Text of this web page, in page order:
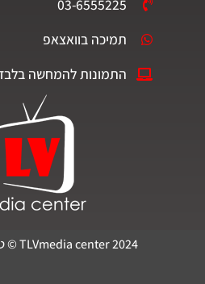
03-6555225
תמיכה בוואצאפ
התמונות להמחשה בלבד ט.ל.ח
TLVmedia center 2024 © טי.אל.וי מדיה סנטר